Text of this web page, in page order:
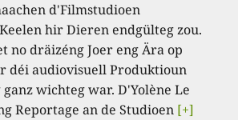
d'Filmstudioen
hir Dieren endgülteg zou.
no dräizéng Joer eng Ära op
déi audiovisuell Produktioun
wichteg war. D'Yolène Le
Reportage an de Studioen [+]